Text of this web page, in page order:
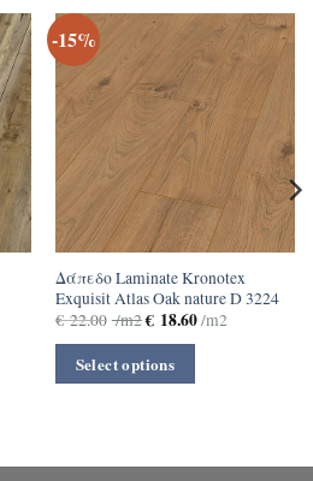
-15%
Δάπεδο Laminate Kronotex
Exquisit Atlas Oak nature D 3224
€22.00 /m2€18.60/m2
Select options